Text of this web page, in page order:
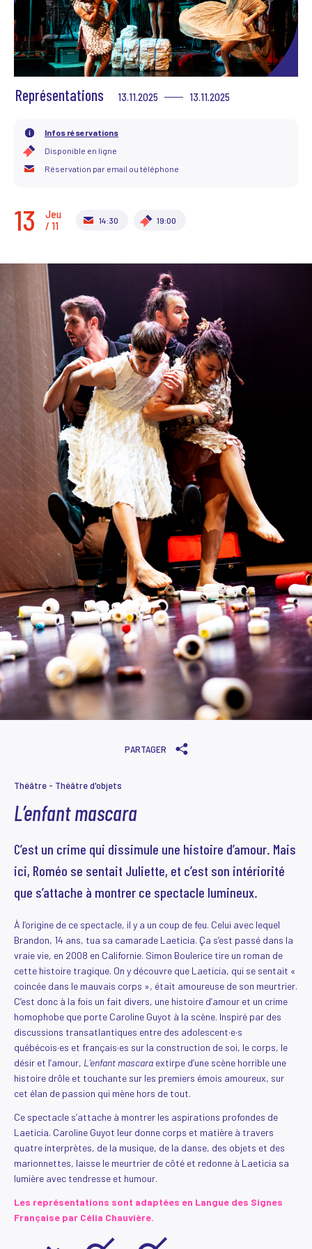
Scène News – Le blog du labo médias
Représentations 13.11.2025 13.11.2025
Infos réservations
Disponible en ligne
Réservation par email ou téléphone
Jeu.
13 / 11 14:30 19:00
PARTAGER
Théâtre - Théâtre d'objets
L’enfant mascara
C’est un crime qui dissimule une histoire d’amour. Mais
ici, Roméo se sentait Juliette, et c’est son intériorité
que s’attache à montrer ce spectacle lumineux.
À l’origine de ce spectacle, il y a un coup de feu. Celui avec lequel
Brandon, 14 ans, tua sa camarade Laeticia. Ça s’est passé dans la
vraie vie, en 2008 en Californie. Simon Boulerice tire un roman de
cette histoire tragique. On y découvre que Laeticia, qui se sentait «
coincée dans le mauvais corps », était amoureuse de son meurtrier.
C’est donc à la fois un fait divers, une histoire d’amour et un crime
homophobe que porte Caroline Guyot à la scène. Inspiré par des
discussions transatlantiques entre des adolescent·e·s
québécois·es et français·es sur la construction de soi, le corps, le
désir et l’amour, L’enfant mascara extirpe d’une scène horrible une
histoire drôle et touchante sur les premiers émois amoureux, sur
cet élan de passion qui mène hors de tout.
Ce spectacle s’attache à montrer les aspirations profondes de
Laeticia. Caroline Guyot leur donne corps et matière à travers
quatre interprètes, de la musique, de la danse, des objets et des
marionnettes, laisse le meurtrier de côté et redonne à Laeticia sa
lumière avec tendresse et humour.
Les représentations sont adaptées en Langue des Signes
Française par Célia Chauvière.